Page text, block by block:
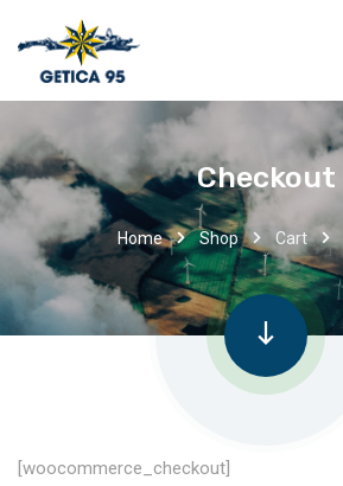
Checkout
Home Shop Cart
[woocommerce_checkout]